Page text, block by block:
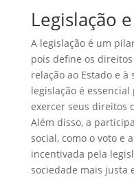
Legislação
A legislação é um
pois define os
relação ao Estado e
legislação é
exercer seus direitos
Além disso, a
social, como o voto e
incentivada pela
sociedade mais justa